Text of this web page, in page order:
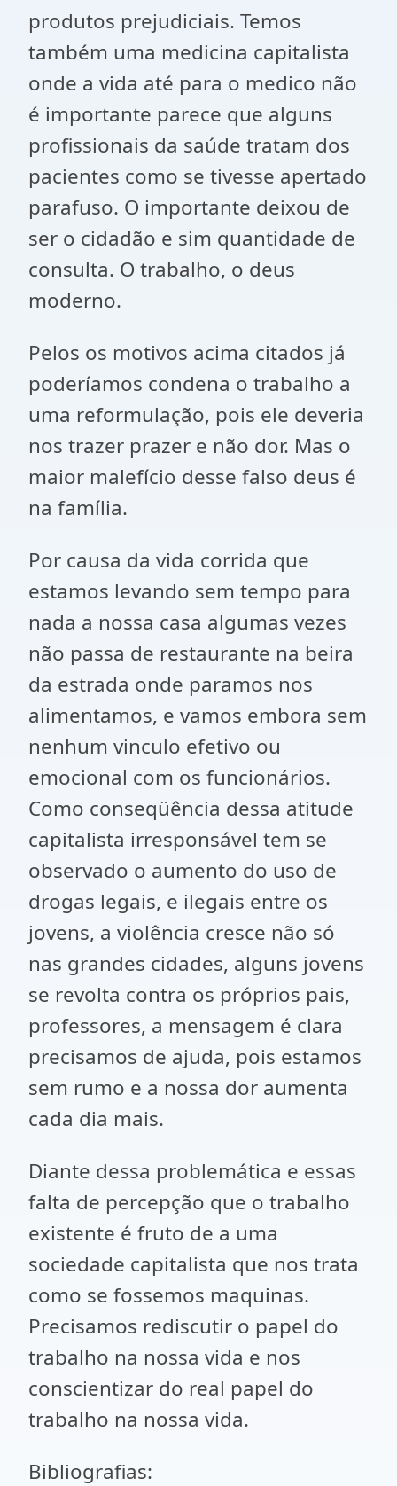
produtos prejudiciais. Temos
também uma medicina capitalista
onde a vida até para o medico não
é importante parece que alguns
profissionais da saúde tratam dos
pacientes como se tivesse apertado
parafuso. O importante deixou de
ser o cidadão e sim quantidade de
consulta. O trabalho, o deus
moderno.
Pelos os motivos acima citados já
poderíamos condena o trabalho a
uma reformulação, pois ele deveria
nos trazer prazer e não dor. Mas o
maior malefício desse falso deus é
na família.
Por causa da vida corrida que
estamos levando sem tempo para
nada a nossa casa algumas vezes
não passa de restaurante na beira
da estrada onde paramos nos
alimentamos, e vamos embora sem
nenhum vinculo efetivo ou
emocional com os funcionários.
Como conseqüência dessa atitude
capitalista irresponsável tem se
observado o aumento do uso de
drogas legais, e ilegais entre os
jovens, a violência cresce não só
nas grandes cidades, alguns jovens
se revolta contra os próprios pais,
professores, a mensagem é clara
precisamos de ajuda, pois estamos
sem rumo e a nossa dor aumenta
cada dia mais.
Diante dessa problemática e essas
falta de percepção que o trabalho
existente é fruto de a uma
sociedade capitalista que nos trata
como se fossemos maquinas.
Precisamos rediscutir o papel do
trabalho na nossa vida e nos
conscientizar do real papel do
trabalho na nossa vida.
Bibliografias: